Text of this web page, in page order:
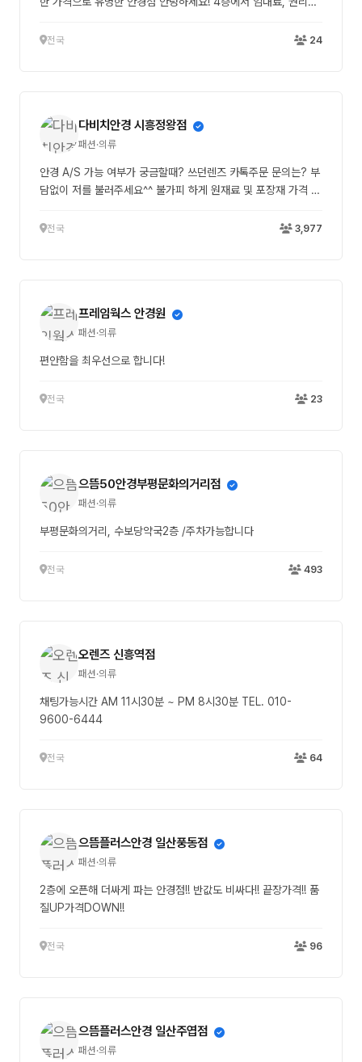
나루역점 입니다 :) 11월 한달간만 진행하는 콘택트렌즈 특가 가
420ml 증정 근시용 270,000원 → 98,000원(으뜸할인가) 난
시용 405,000원 → 118,000원(으뜸할인가) *바슈롬[레이셀]
림픽로37길 130, A층 419호(신천동, 파크리오) (오시는길 : 잠
실나루역 파크리오A상가 4층) 🤙매장연락처 : 02-6423-5353
차 : 무료 주차 90분 가능
전국 24
다비치안경 시흥정왕점
패션·의류
안경 A/S 가능 여부가 궁금할때? 쓰던렌즈 카톡주문 문의는? 부
담없이 저를 불러주세요^^ 불가피 하게 원재료 및 포장재 가격 상
습니다. ⚡ 모이스트 30P 정상가 43,000원 -> 할인가 26,000
상가 68,000원 -> 할인가 41,000원 90P 정상가 172,000원
-> 할인가 100,000원 주문이 필요하신 분들은 카톡 및 유선으
전국 3,977
프레임웍스 안경원
패션·의류
편안함을 최우선으로 합니다!
전국 23
으뜸50안경부평문화의거리점
패션·의류
부평문화의거리, 수보당약국2층 /주차가능합니다
전국 493
오렌즈 신흥역점
패션·의류
채팅가능시간 AM 11시30분 ~ PM 8시30분 TEL. 010-
9600-6444
전국 64
으뜸플러스안경 일산풍동점
패션·의류
2층에 오픈해 더싸게 파는 안경점!! 반값도 비싸다!! 끝장가격!! 품
질UP가격DOWN!!
전국 96
으뜸플러스안경 일산주엽점
패션·의류